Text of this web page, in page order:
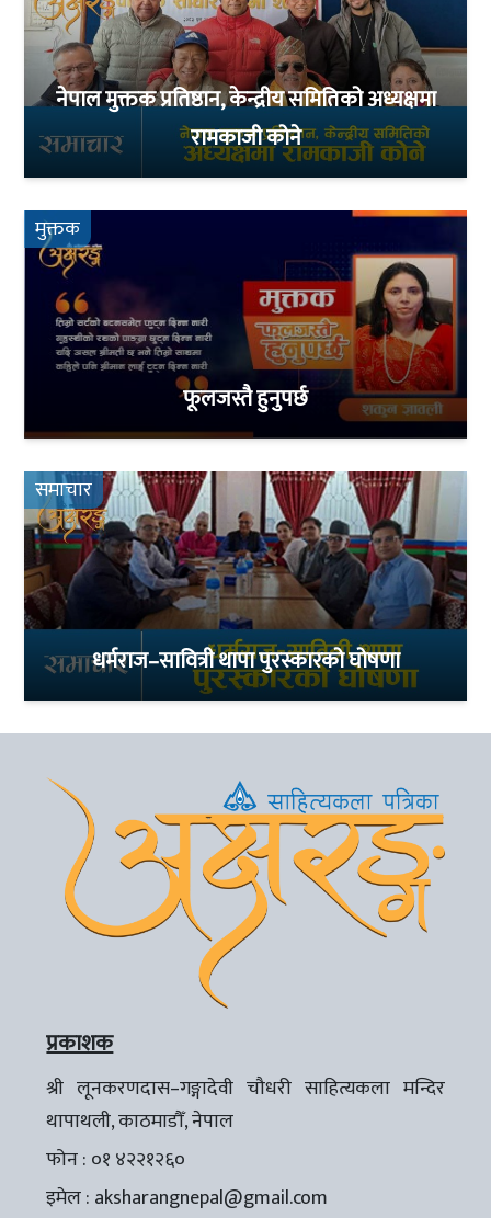
नेपाल मुक्तक प्रतिष्ठान, केन्द्रीय समितिको अध्यक्षमा
रामकाजी कोने
मुक्तक
फूलजस्तै हुनुपर्छ
समाचार
धर्मराज–सावित्री थापा पुरस्कारको घोषणा
प्रकाशक
श्री लूनकरणदास–गङ्गादेवी चौधरी साहित्यकला मन्दिर
थापाथली, काठमाडौँ, नेपाल
फोन : ०१ ४२२१२६०
इमेल : aksharangnepal@gmail.com